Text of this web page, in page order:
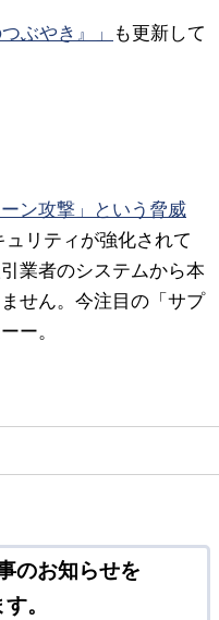
ぶやき』」
も更新して
ン攻撃」という脅威
ュリティが強化されて
業者のシステムから本
せん。今注目の「サプ
ー。
のお知らせを
。